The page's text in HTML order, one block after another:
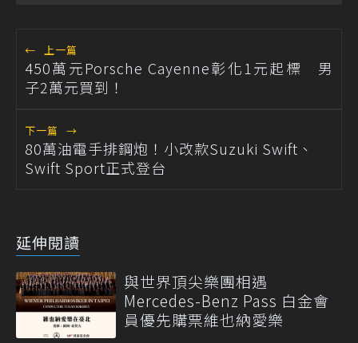
← 上一篇
450萬元Porsche Cayenne彰化1元起標 男
子2萬元買到！
下一篇 →
80萬油電手排鋼炮！小改款Suzuki Swift、
Swift Sport正式登台
延伸閱讀
與世界頂尖樂團相遇
Mercedes-Benz Pass 白金會
員優先購票維也納愛樂